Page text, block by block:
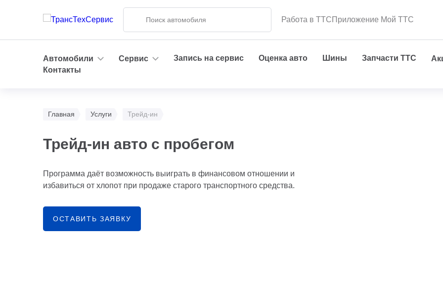
Работа в ТТСПриложение Мой ТТС
Автомобили Сервис Запись на сервис Оценка авто Шины Запчасти ТТС
Контакты
Главная Услуги Трейд-ин
Трейд-ин авто с пробегом
Программа даёт возможность выиграть в финансовом отношении и
избавиться от хлопот при продаже старого транспортного средства.
ОСТАВИТЬ ЗАЯВКУ